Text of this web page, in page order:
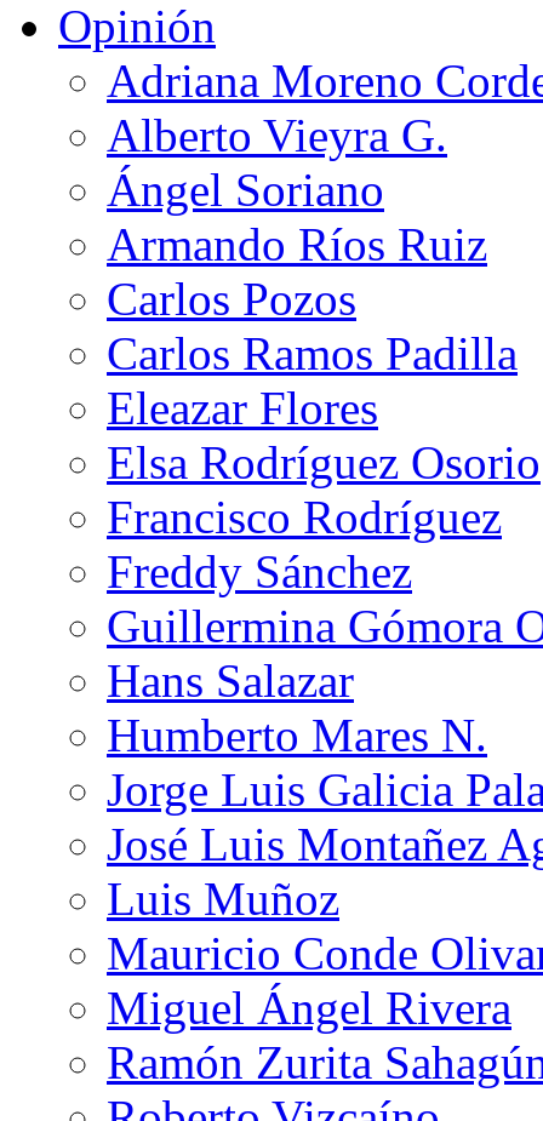
Opinión
Adriana Moreno
Alberto Vieyra G.
Ángel Soriano
Armando Ríos Ruiz
Carlos Pozos
Carlos Ramos Padilla
Eleazar Flores
Elsa Rodríguez Osorio
Francisco Rodríguez
Freddy Sánchez
Guillermina Gómora
Hans Salazar
Humberto Mares N.
Jorge Luis Galicia
José Luis Montañez
Luis Muñoz
Mauricio Conde
Miguel Ángel Rivera
Ramón Zurita